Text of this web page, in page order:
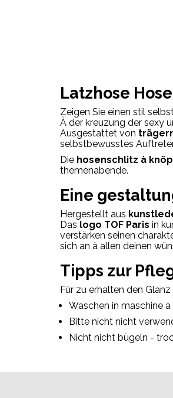
Latzhose Hose
Zeigen Sie einen stil
À der kreuzung der sexy
Ausgestattet von
selbstbewusstes
Die hosenschlitz à
themenabende.
Eine
Hergestellt aus
Das logo TOF Paris in
verstärken seinen
sich an à allen deinen
Tipps zur
Für zu erhalten den Glanz
Waschen in maschine à
Bitte nicht nicht
Nicht nicht bügeln -